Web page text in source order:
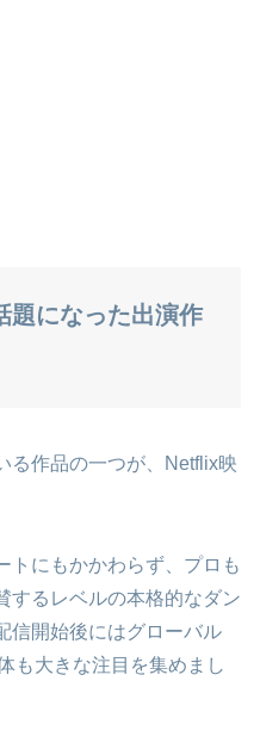
題になった出演作
る作品の一つが、Netflix映
トにもかかわらず、プロも
するレベルの本格的なダン
信開始後にはグローバル
も大きな注目を集めまし